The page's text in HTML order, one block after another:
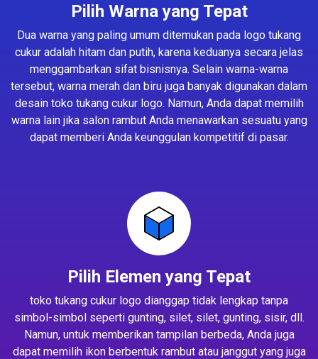
Pilih Warna yang Tepat
Dua warna yang paling umum ditemukan pada logo tukang
cukur adalah hitam dan putih, karena keduanya secara jelas
menggambarkan sifat bisnisnya. Selain warna-warna
tersebut, warna merah dan biru juga banyak digunakan dalam
desain toko tukang cukur logo. Namun, Anda dapat memilih
warna lain jika salon rambut Anda menawarkan sesuatu yang
dapat memberi Anda keunggulan kompetitif di pasar.
Pilih Elemen yang Tepat
toko tukang cukur logo dianggap tidak lengkap tanpa
simbol-simbol seperti gunting, silet, silet, gunting, sisir, dll.
Namun, untuk memberikan tampilan berbeda, Anda juga
dapat memilih ikon berbentuk rambut atau janggut yang juga